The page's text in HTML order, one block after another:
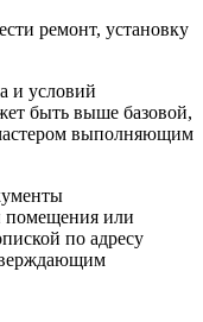
ремонт, установку
и условий
быть выше базовой,
выполняющим
помещения или
по адресу